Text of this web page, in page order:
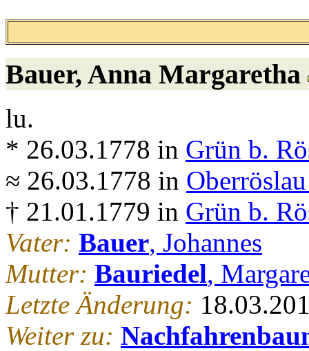
Bauer, Anna Margaretha
lu.
* 26.03.1778 in Grün b.
≈ 26.03.1778 in
† 21.01.1779 in Grün b.
Vater: Bauer, Johannes
Mutter: Bauriedel,
Letzte Änderung:
Weiter zu: